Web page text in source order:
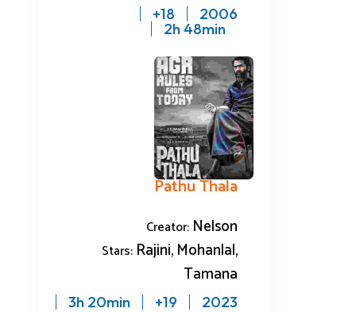
2006
18+
2h 48min
Pathu Thala
Creator: Nelson
Stars: Rajini, Mohanlal,
Tamana
2023
19+
3h 20min